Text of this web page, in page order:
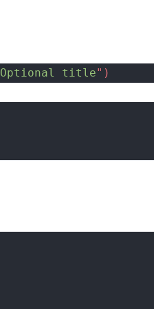
Optional title" )